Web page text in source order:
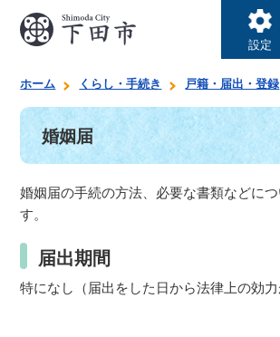
設定
ホーム くらし・手続き 戸籍・届出・登録
婚姻届
婚姻届の手続の方法、必要な書類などに
す。
届出期間
特になし（届出をした日から法律上の効力